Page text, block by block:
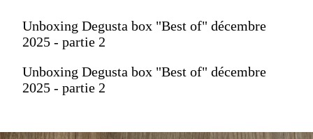
Unboxing Degusta box "Best of" décembre
2025 - partie 2
Unboxing Degusta box "Best of" décembre
2025 - partie 2